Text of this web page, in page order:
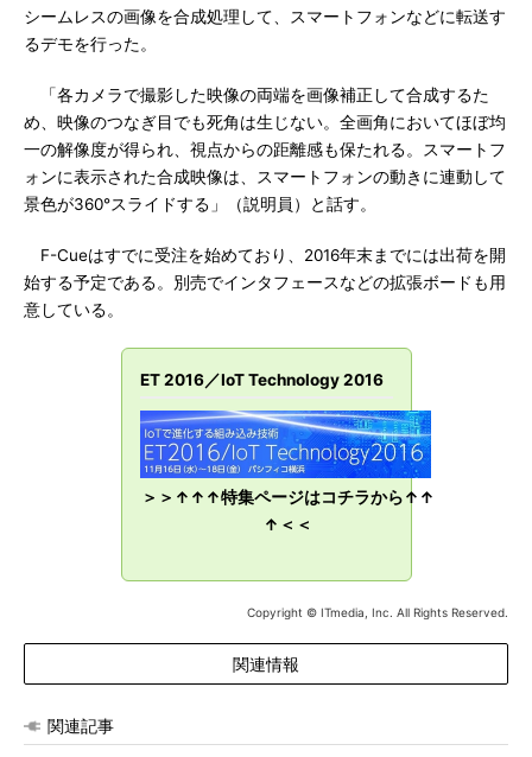
シームレスの画像を合成処理して、スマートフォンなどに転送す
るデモを行った。
「各カメラで撮影した映像の両端を画像補正して合成するた
め、映像のつなぎ目でも死角は生じない。全画角においてほぼ均
一の解像度が得られ、視点からの距離感も保たれる。スマートフ
ォンに表示された合成映像は、スマートフォンの動きに連動して
景色が360°スライドする」（説明員）と話す。
F-Cueはすでに受注を始めており、2016年末までには出荷を開
始する予定である。別売でインタフェースなどの拡張ボードも用
意している。
ET 2016／IoT Technology 2016
＞＞↑↑↑特集ページはコチラから↑↑
↑＜＜
Copyright © ITmedia, Inc. All Rights Reserved.
関連情報
関連記事